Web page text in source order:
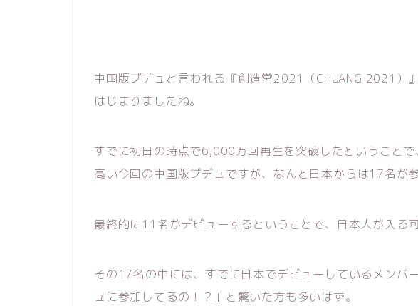
中国版プデュと言われる『創造営2021（CHUANG 2021）
はじまりましたね。
すでに初日の時点で6,000万回再生を突破したということ
高い今回の中国版プデュですが、なんと日本からは17名が参
最終的に11名がデビューするということで、日本人が入る
その17名の中には、すでに日本でデビューしているメンバ
ュに参加してるの！？」と驚いた方も多いはず。